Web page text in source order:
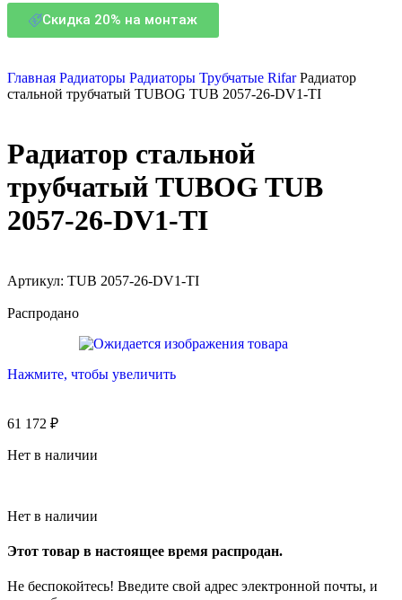
Скидка 20% на монтаж
Главная Радиаторы Радиаторы Трубчатые RifarРадиатор
стальной трубчатый TUBOG TUB 2057-26-DV1-TI
Радиатор стальной
трубчатый TUBOG TUB
2057-26-DV1-TI
Артикул: TUB 2057-26-DV1-TI
Распродано
Нажмите, чтобы увеличить
61 172 ₽
Нет в наличии
Нет в наличии
Этот товар в настоящее время распродан.
Не беспокойтесь! Введите свой адрес электронной почты, и